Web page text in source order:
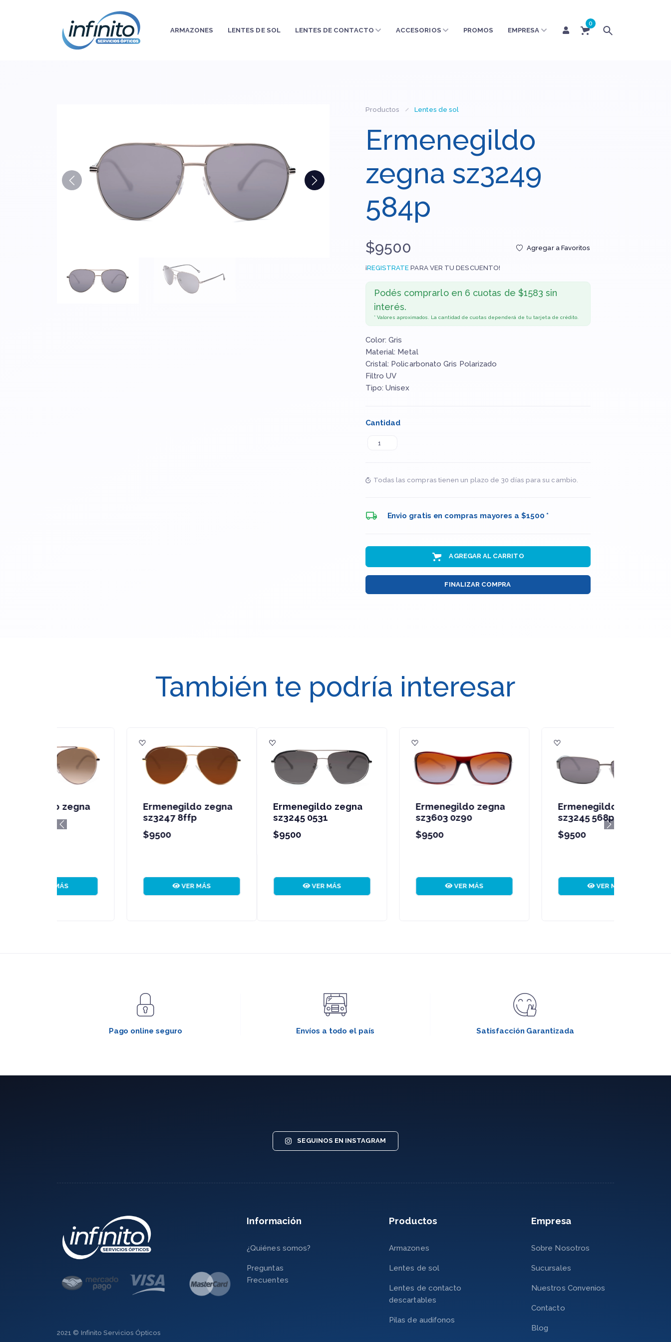
0
ARMAZONES
LENTES DE SOL LENTES DE CONTACTO ACCESORIOS PROMOS EMPRESA
Productos Lentes de sol
Ermenegildo
zegna sz3249
584p
$9500 Agregar a Favoritos
¡REGISTRATE PARA VER TU DESCUENTO!
Podés comprarlo en 6 cuotas de $1583 sin
interés.
* Valores aproximados. La cantidad de cuotas dependerá de tu tarjeta de crédito.
Color: Gris
Material: Metal
Cristal: Policarbonato Gris Polarizado
Filtro UV
Tipo: Unisex
Cantidad
Todas las compras tienen un plazo de 30 días para su cambio.
Envio gratis en compras mayores a $1500 *
AGREGAR AL CARRITO
FINALIZAR COMPRA
También te podría interesar
Ermenegildo zegna
Ermenegildo zegna
Ermenegildo zegna
Ermenegildo zegna
Previous Next
Pago online seguro Envíos a todo el país Satisfacción Garantizada
SEGUINOS EN INSTAGRAM
Información
¿Quiénes somos?
Preguntas
Frecuentes
Productos
Armazones
Lentes de sol
Lentes de contacto
descartables
Pilas de audifonos
Empresa
Sobre Nosotros
Sucursales
Nuestros Convenios
Contacto
Blog
2021 © Infinito Servicios Ópticos